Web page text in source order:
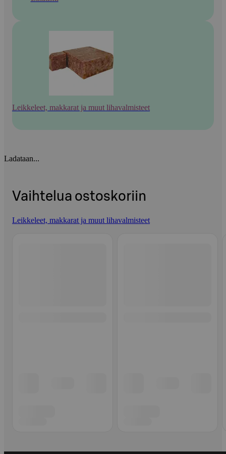
Leikkeleet, makkarat ja muut lihavalmisteet
Ladataan...
Vaihtelua ostoskoriin
Leikkeleet, makkarat ja muut lihavalmisteet